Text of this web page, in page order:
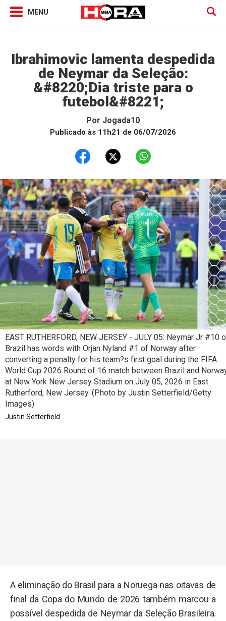
Ibrahimovic lamenta despedida
de Neymar da Seleção:
&#8220;Dia triste para o
futebol&#8221;
Por Jogada10
Publicado às 11h21 de 06/07/2026
EAST RUTHERFORD, NEW JERSEY - JULY 05: Neymar Jr #10
Brazil has words with Orjan Nyland #1 of Norway after
converting a penalty for his team?s first goal during the FIFA
World Cup 2026 Round of 16 match between Brazil and
at New York New Jersey Stadium on July 05, 2026 in East
Rutherford, New Jersey. (Photo by Justin Setterfield/Getty
Images)
Justin Setterfield
A eliminação do Brasil para a Noruega nas oitavas de
final da Copa do Mundo de 2026 também marcou a
possível despedida de Neymar da Seleção Brasileira.